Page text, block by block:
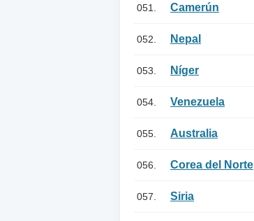
051. Camerún
052. Nepal
053. Níger
054. Venezuela
055. Australia
056. Corea del Norte
057. Siria